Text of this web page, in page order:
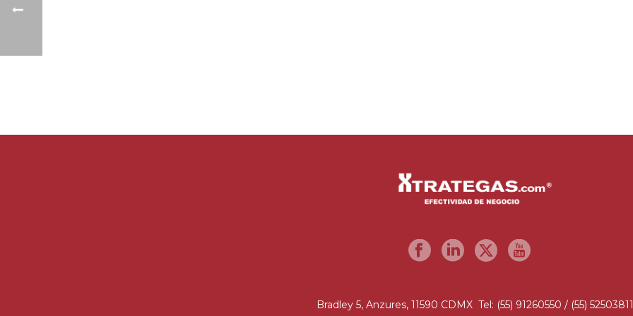
Bradley 5, Anzures, 11590 CDMX Tel: (55) 91260550 / (55) 52503811